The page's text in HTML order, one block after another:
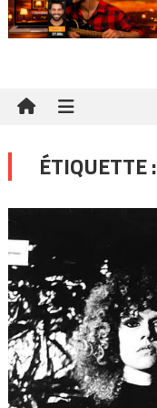
ÉTIQUETTE :